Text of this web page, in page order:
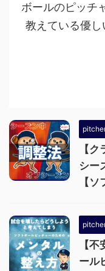
ボールのピッチ
教えている優
【
シー
【ソ
【
ール